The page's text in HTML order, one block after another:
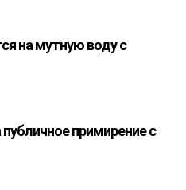
на мутную воду с
примирение с